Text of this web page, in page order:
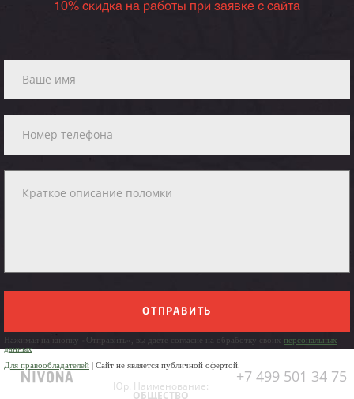
10% скидка на работы при заявке с сайта
ОТПРАВИТЬ
Нажимая на кнопку «Отправить», вы даете согласие на обработку своих персональных
данных
Для правообладателей | Сайт не является публичной офертой.
+7 499 501 34 75
Юр. Наименование:
ОБЩЕСТВО